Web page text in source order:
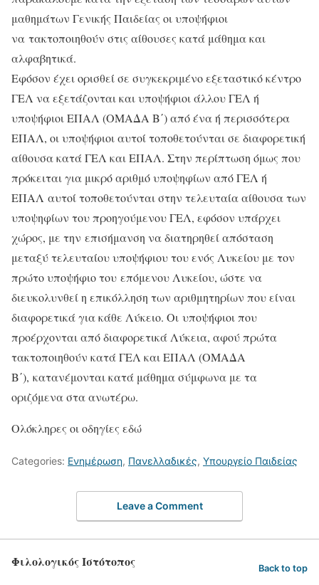
μαθημάτων Γενικής Παιδείας οι υποψήφιοι
να τακτοποιηθούν στις αίθουσες κατά μάθημα και
αλφαβητικά.
Εφόσον έχει ορισθεί σε συγκεκριμένο εξεταστικό κέντρο
ΓΕΛ να εξετάζονται και υποψήφιοι άλλου ΓΕΛ ή
υποψήφιοι ΕΠΑΛ (ΟΜΑΔΑ Β΄) από ένα ή περισσότερα
ΕΠΑΛ, οι υποψήφιοι αυτοί τοποθετούνται σε διαφορετική
αίθουσα κατά ΓΕΛ και ΕΠΑΛ. Στην περίπτωση όμως που
πρόκειται για μικρό αριθμό υποψηφίων από ΓΕΛ ή
ΕΠΑΛ αυτοί τοποθετούνται στην τελευταία αίθουσα των
υποψηφίων του προηγούμενου ΓΕΛ, εφόσον υπάρχει
χώρος, με την επισήμανση να διατηρηθεί απόσταση
μεταξύ τελευταίου υποψήφιου του ενός Λυκείου με τον
πρώτο υποψήφιο του επόμενου Λυκείου, ώστε να
διευκολυνθεί η επικόλληση των αριθμητηρίων που είναι
διαφορετικά για κάθε Λύκειο. Οι υποψήφιοι που
προέρχονται από διαφορετικά Λύκεια, αφού πρώτα
τακτοποιηθούν κατά ΓΕΛ και ΕΠΑΛ (ΟΜΑΔΑ
Β΄), κατανέμονται κατά μάθημα σύμφωνα με τα
οριζόμενα στα ανωτέρω.
Ολόκληρες οι οδηγίες εδώ
Categories: Ενημέρωση, Πανελλαδικές, Υπουργείο Παιδείας
Leave a Comment
Φιλολογικός Ιστότοπος Back to top